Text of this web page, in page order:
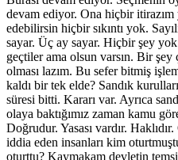
devam ediyor. Ona hiçbir
edebilirsin hiçbir sıkıntı yok.
sayar. Üç ay sayar. Hiçbir şey
geçtiler ama olsun varsın. Bir
olması lazım. Bu sefer bitmiş
kaldı bir tek elde? Sandık
süresi bitti. Kararı var. Ayrıca
olaya baktığımız zaman kamu
Doğrudur. Yasası vardır.
iddia eden insanları kim
oturttu? Kaymakam devletin